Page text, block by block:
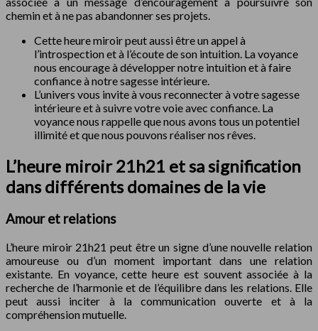
chemin et à ne pas abandonner ses projets.
Cette heure miroir peut aussi être un appel à
l’introspection et à l’écoute de son intuition. La voyance
nous encourage à développer notre intuition et à faire
confiance à notre sagesse intérieure.
L’univers vous invite à vous reconnecter à votre sagesse
intérieure et à suivre votre voie avec confiance. La
voyance nous rappelle que nous avons tous un potentiel
illimité et que nous pouvons réaliser nos rêves.
L’heure miroir 21h21 et sa signification
dans différents domaines de la vie
Amour et relations
L’heure miroir 21h21 peut être un signe d’une nouvelle relation
amoureuse ou d’un moment important dans une relation
existante. En voyance, cette heure est souvent associée à la
recherche de l’harmonie et de l’équilibre dans les relations. Elle
peut aussi inciter à la communication ouverte et à la
compréhension mutuelle.